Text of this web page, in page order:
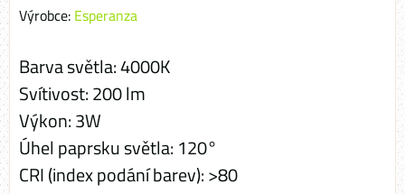
Výrobce: Esperanza
Barva světla: 4000K
Svítivost: 200 lm
Výkon: 3W
Úhel paprsku světla: 120°
CRI (index podání barev): >80